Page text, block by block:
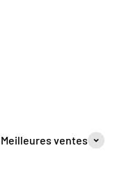
Meilleures ventes